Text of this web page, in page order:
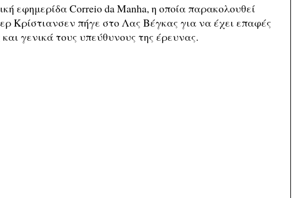
εφημερίδα Correio da Manha, η οποία παρακολουθεί
Κρίστιανσεν πήγε στο Λας Βέγκας για να έχει επαφές
γενικά τους υπεύθυνους της έρευνας.